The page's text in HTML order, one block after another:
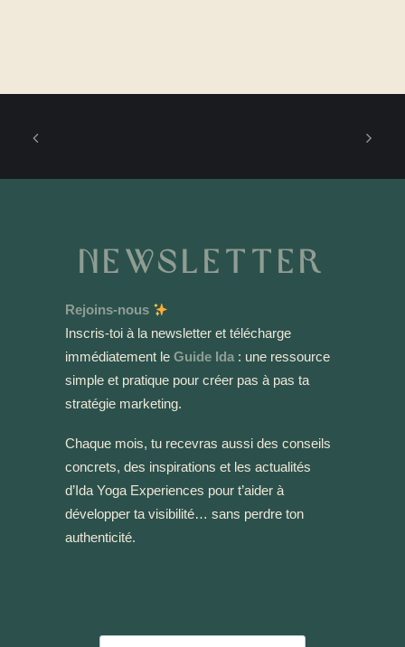
Newsletter
Rejoins-nous
Inscris-toi à la newsletter et télécharge
immédiatement le Guide Ida : une ressource
simple et pratique pour créer pas à pas ta
stratégie marketing.
Chaque mois, tu recevras aussi des conseils
concrets, des inspirations et les actualités
d’Ida Yoga Experiences pour t’aider à
développer ta visibilité… sans perdre ton
authenticité.